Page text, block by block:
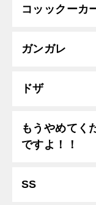
コッックーカ
ガンガレ
ドザ
もうやめてく
ですよ！！
SS